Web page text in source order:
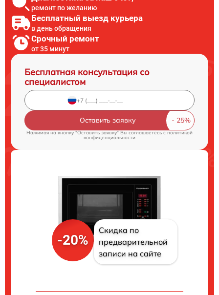
ремонт по желанию
Бесплатный выезд курьера
в день обращения
Срочный ремонт
от 35 минут
Бесплатная консультация со
специалистом
Оставить заявку
Нажимая на кнопку "Оставить заявку" Вы соглашаетесь c политикой
конфиденциальности
-20%
Скидка по
предварительной
записи на сайте